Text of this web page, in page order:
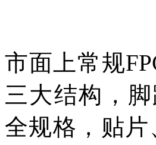
市面上常规
三大结构，脚
全规格，贴